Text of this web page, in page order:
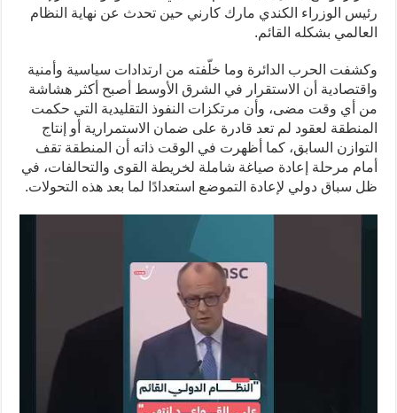
رئيس الوزراء الكندي مارك كارني حين تحدث عن نهاية النظام
العالمي بشكله القائم.
وكشفت الحرب الدائرة وما خلّفته من ارتدادات سياسية وأمنية
واقتصادية أن الاستقرار في الشرق الأوسط أصبح أكثر هشاشة
من أي وقت مضى، وأن مرتكزات النفوذ التقليدية التي حكمت
المنطقة لعقود لم تعد قادرة على ضمان الاستمرارية أو إنتاج
التوازن السابق، كما أظهرت في الوقت ذاته أن المنطقة تقف
أمام مرحلة إعادة صياغة شاملة لخريطة القوى والتحالفات، في
ظل سباق دولي لإعادة التموضع استعدادًا لما بعد هذه التحولات.